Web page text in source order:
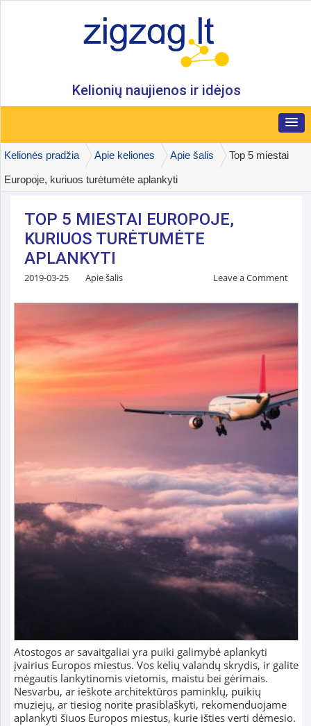
Kelionių naujienos ir idėjos
Kelionės pradžia Apie keliones Apie šalis Top 5 miestai
Europoje, kuriuos turėtumėte aplankyti
TOP 5 MIESTAI EUROPOJE,
KURIUOS TURĖTUMĖTE
APLANKYTI
2019-03-25 Apie šalis Leave a Comment
Atostogos ar savaitgaliai yra puiki galimybė aplankyti
įvairius Europos miestus. Vos kelių valandų skrydis, ir galite
mėgautis lankytinomis vietomis, maistu bei gėrimais.
Nesvarbu, ar ieškote architektūros paminklų, puikių
muziejų, ar tiesiog norite prasiblaškyti, rekomenduojame
aplankyti šiuos Europos miestus, kurie išties verti dėmesio.